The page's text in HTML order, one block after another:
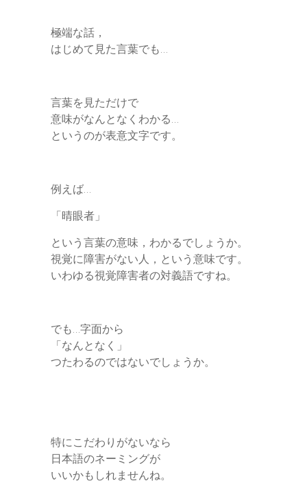
極端な話，
はじめて見た言葉でも…
言葉を見ただけで
意味がなんとなくわかる…
というのが表意文字です。
例えば…
「晴眼者」
という言葉の意味，わかるでしょうか。
視覚に障害がない人，という意味です。
いわゆる視覚障害者の対義語ですね。
でも…字面から
「なんとなく」
つたわるのではないでしょうか。
特にこだわりがないなら
日本語のネーミングが
いいかもしれませんね。